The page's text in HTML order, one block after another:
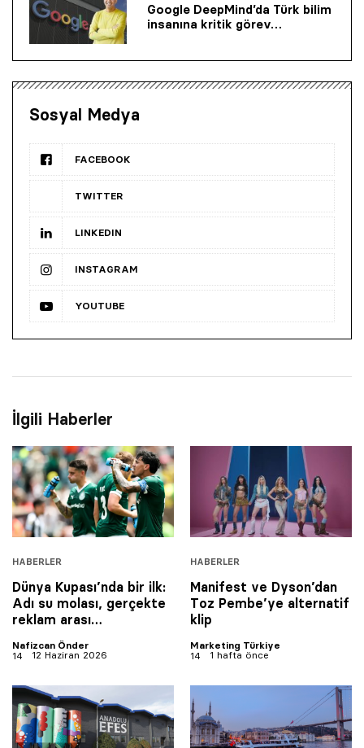
Google DeepMind’da Türk bilim
insanına kritik görev…
Sosyal Medya
FACEBOOK
TWITTER
LINKEDIN
INSTAGRAM
YOUTUBE
İlgili Haberler
HABERLER
Dünya Kupası’nda bir ilk:
Adı su molası, gerçekte
reklam arası…
Nafizcan Önder
12 Haziran 2026
HABERLER
Manifest ve Dyson’dan
Toz Pembe’ye alternatif
klip
Marketing Türkiye
1 hafta önce